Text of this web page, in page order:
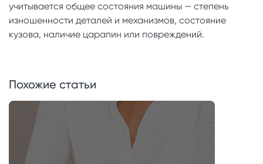
учитывается общее состояния машины — степень
изношенности деталей и механизмов, состояние
кузова, наличие царапин или повреждений.
Похожие статьи